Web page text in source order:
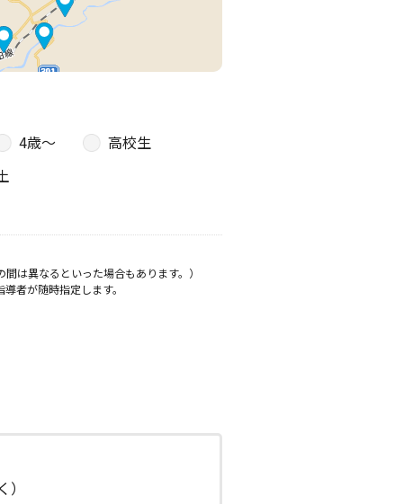
4歳〜
高校生
は異なるといった場合もあります。）
者が随時指定します。